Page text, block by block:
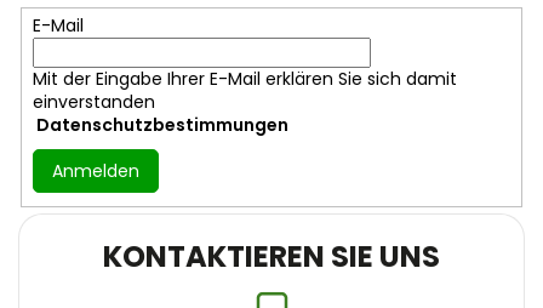
E-Mail
Mit der Eingabe Ihrer E-Mail erklären Sie sich damit
einverstanden
Datenschutzbestimmungen
Anmelden
KONTAKTIEREN SIE UNS